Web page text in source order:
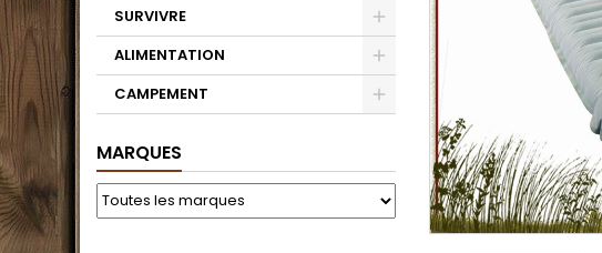
SURVIVRE
ALIMENTATION
CAMPEMENT
MARQUES